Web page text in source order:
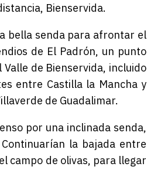
Bienservida.
bella senda para afrontar el
de El Padrón, un punto
de Bienservida, incluido
entre Castilla la Mancha y
de Guadalimar.
por una inclinada senda,
la bajada entre
campo de olivas, para llegar